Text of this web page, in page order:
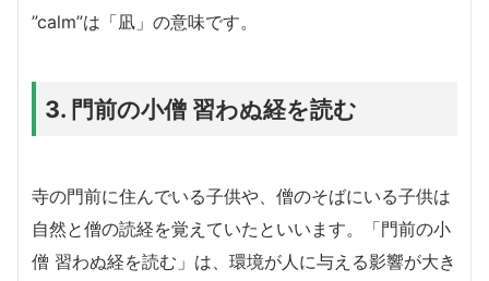
”calm”は「凪」の意味です。
3. 門前の小僧 習わぬ経を読む
寺の門前に住んでいる子供や、僧のそばにいる子供は
自然と僧の読経を覚えていたといいます。「門前の小
僧 習わぬ経を読む」は、環境が人に与える影響が大き